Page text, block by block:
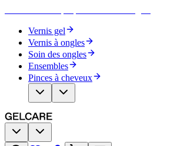
Vernis gel
Vernis à ongles
Soin des ongles
Ensembles
Pinces à cheveux